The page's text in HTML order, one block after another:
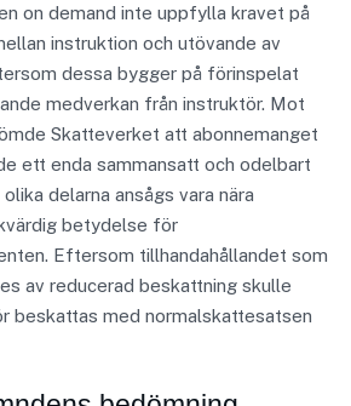
on demand inte uppfylla kravet på
instruktion och utövande av
dessa bygger på förinspelat
medverkan från instruktör. Mot
Skatteverket att abonnemanget
ett enda sammansatt och odelbart
delarna ansågs vara nära
betydelse för
Eftersom tillhandahållandet som
av reducerad beskattning skulle
beskattas med normalskattesatsen